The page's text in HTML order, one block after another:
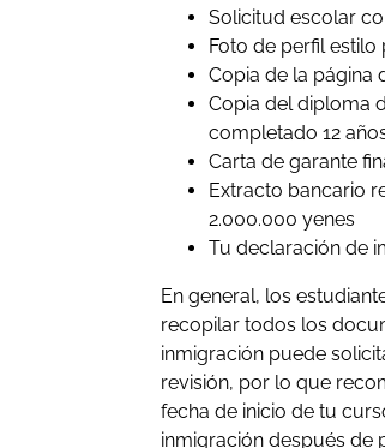
Solicitud escolar
Foto de perfil estilo
Copia de la página
Copia del diploma
completado 12
Carta de garante
Extracto bancario
2.000.000 yenes
Tu declaración de
En general, los
recopilar todos los
inmigración puede
revisión, por lo que
fecha de inicio de tu
inmigración después de